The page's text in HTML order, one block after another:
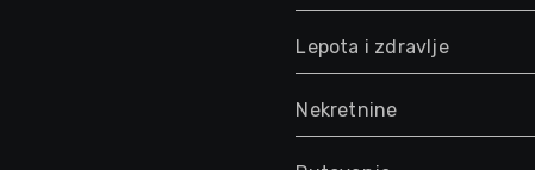
Lepota i zdravlje
Nekretnine